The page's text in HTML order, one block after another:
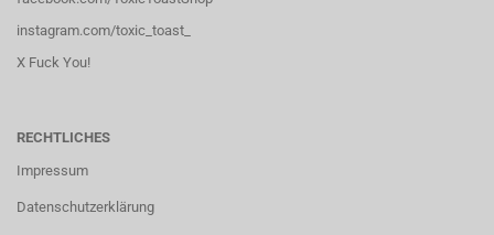
instagram.com/toxic_toast_
X Fuck You!
RECHTLICHES
Impressum
Datenschutzerklärung